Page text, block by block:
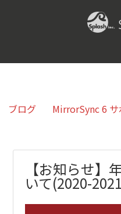
ブログ MirrorSync 6
【お知らせ】
いて(2020-